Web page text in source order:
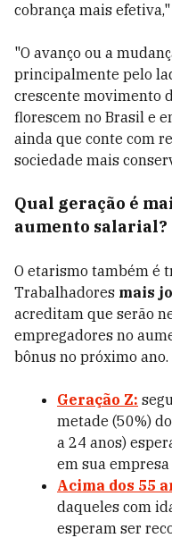
cobrança mais
"O avanço ou a
principalmente pelo
crescente movimento
florescem no Brasil e
ainda que conte com
sociedade mais
Qual geração é
aumento salarial?
O etarismo também é
Trabalhadores mais
acreditam que serão
empregadores no
bônus no próximo ano.
Geração Z:
metade (50%)
a 24 anos)
em sua
Acima dos 55
daqueles com
esperam ser